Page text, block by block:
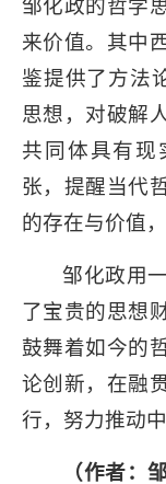
邹化政的哲学
来价值。其中
鉴提供了方法
思想，对破解
共同体具有现
张，提醒当代
的存在与价值
邹化政用
了宝贵的思想
鼓舞着如今的
论创新，在融
行，努力推动
（作者：